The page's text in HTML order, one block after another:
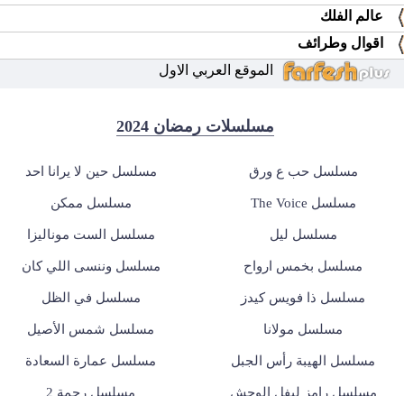
عالم الفلك
اقوال وطرائف
الموقع العربي الاول
مسلسلات رمضان 2024
مسلسل حب ع ورق مسلسل حين لا يرانا احد
مسلسل The Voice مسلسل ممكن
مسلسل ليل مسلسل الست موناليزا
مسلسل بخمس ارواح مسلسل وننسى اللي كان
مسلسل ذا فويس كيدز مسلسل في الظل
مسلسل مولانا مسلسل شمس الأصيل
مسلسل الهيبة رأس الجبل مسلسل عمارة السعادة
مسلسل رامز ليفل الوحش مسلسل رحمة 2